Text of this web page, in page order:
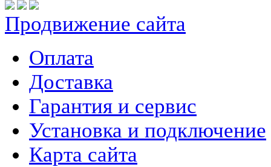
Продвижение сайта
Оплата
Доставка
Гарантия и сервис
Установка и подключение
Карта сайта